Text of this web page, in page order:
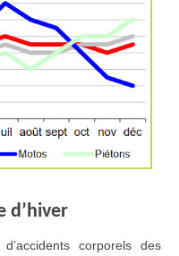
d’hiver
corporels des